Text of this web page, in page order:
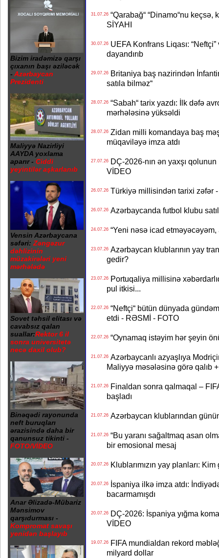
Bizim iradəmizə qarşı
çıxanın başı əziləcək
- Azərbaycan
Prezidenti
Maliyyə Nazirliyi
AAYDA yoxlama
aparır - Ciddi
yeyintilər aşkarlanıb
Vensin Azərbaycana
səfəri: Zəngəzur
dəhlizinin
müzakirələri yeni
mərhələdə
Sovet təhsil elitası və
cavabsız qalan
suallar:Rektor 6 il
sonra universitetə
necə daxil olub?
Binəqədi rayonunda
neft buruqları
ərazisində daha bir
qanunsuz tikinti -
FOTO/VİDEO
Anar Əlizadə-Mübariz
Mənsimov
qarşıdurması -
Kompromat savaşı
yenidən başlayıb
31.07.26“Qarabağ“ “Dinamo“nu keçsə,
SİYAHI
30.07.26UEFA Konfrans Liqası: “Neftçi”
dayandırıb
29.07.26Britaniya baş nazirindən
satıla bilməz“
28.07.26“Sabah“ tarix yazdı: İlk dəfə
mərhələsinə yüksəldi
28.07.26Zidan milli komandaya baş
müqaviləyə imza atdı
27.07.26DÇ-2026-nın ən yaxşı
VİDEO
26.07.26Türkiyə millisindən tarixi zəfər
26.07.26Azərbaycanda futbol klubu
24.07.26“Yeni nəsə icad etməyəcəyəm,
23.07.26Azərbaycan klublarının yay
gedir?
23.07.26Portuqaliya millisinə
pul itkisi...
22.07.26“Neftçi“ bütün dünyada
etdi - RƏSMİ - FOTO
22.07.26“Oynamaq istəyim hər şeyin
21.07.26Azərbaycanlı azyaşlıya
Maliyyə məsələsinə görə qalıb
21.07.26Finaldan sonra qalmaqal –
başladı
21.07.26Azərbaycan klublarından
21.07.26“Bu yaranı sağaltmaq asan
bir emosional mesaj
20.07.26Klublarımızın yay planları:
20.07.26İspaniya ilkə imza atdı:
bacarmamışdı
20.07.26DÇ-2026: İspaniya yığma
VİDEO
19.07.26FIFA mundialdan rekord
milyard dollar